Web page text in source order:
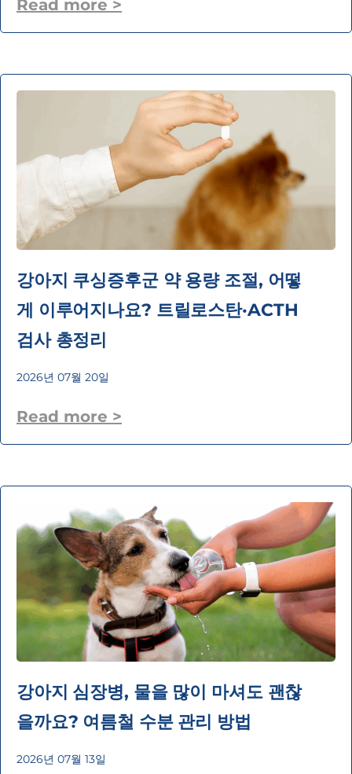
Read more >
강아지 쿠싱증후군 약 용량 조절, 어떻
게 이루어지나요? 트릴로스탄·ACTH
검사 총정리
2026년 07월 20일
Read more >
강아지 심장병, 물을 많이 마셔도 괜찮
을까요? 여름철 수분 관리 방법
2026년 07월 13일